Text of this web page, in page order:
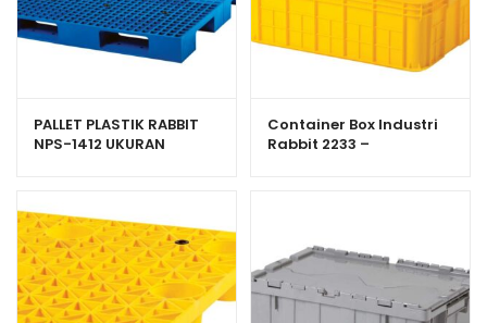
PALLET PLASTIK RABBIT
NPS-1412 UKURAN
Container Box Industri
Rabbit 2233 –